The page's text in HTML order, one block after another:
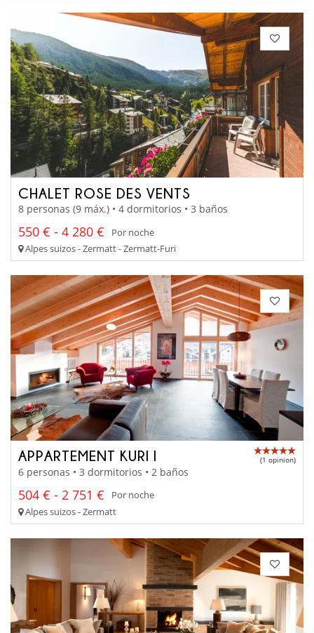
CHALET ROSE DES VENTS
8 personas (9 máx.) • 4 dormitorios • 3 baños
550 € - 4 280 €
Por noche
Alpes suizos - Zermatt - Zermatt-Furi
APPARTEMENT KURI I (1 opinion)
6 personas • 3 dormitorios • 2 baños
504 € - 2 751 €
Por noche
Alpes suizos - Zermatt